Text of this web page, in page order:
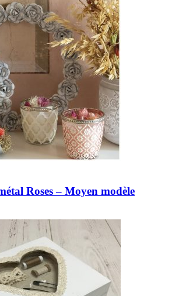
Roses – Moyen modèle